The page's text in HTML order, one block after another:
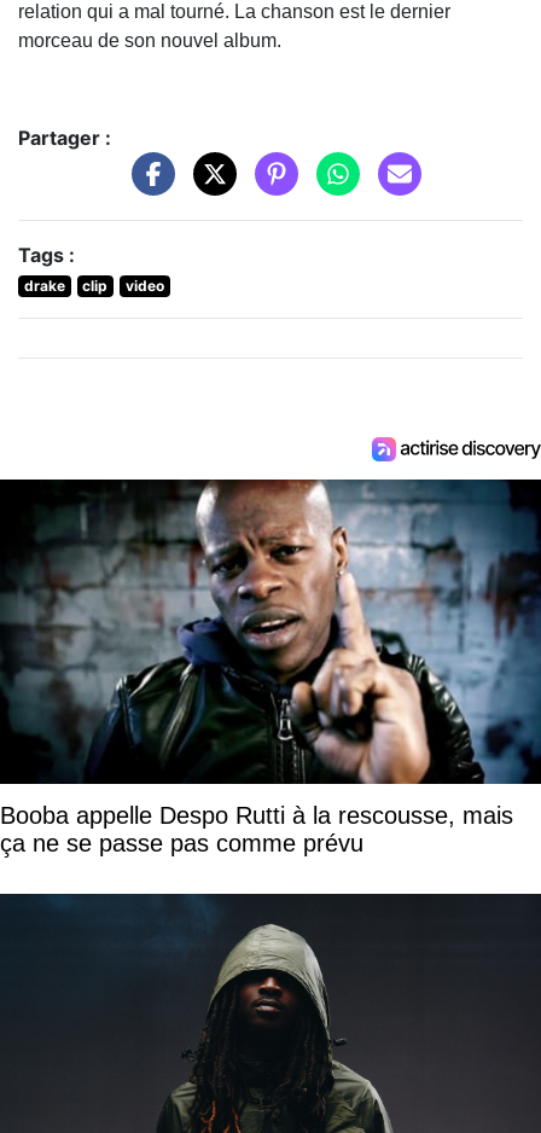
relation qui a mal tourné. La chanson est le dernier
morceau de son nouvel album.
Partager :
Tags :
drake clip video
Booba appelle Despo Rutti à la rescousse, mais
ça ne se passe pas comme prévu